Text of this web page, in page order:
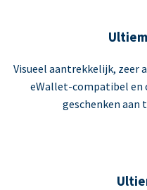
Visueel aantrekkelijk, zeer
eWallet-compatibel en
geschenken aan